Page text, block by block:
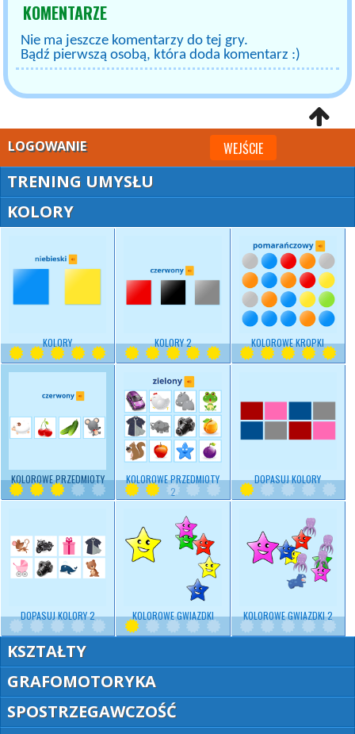
KOMENTARZE
Nie ma jeszcze komentarzy do tej gry.
Bądź pierwszą osobą, która doda komentarz :)
LOGOWANIE WEJŚCIE
TRENING UMYSŁU
KOLORY
KOLORY KOLORY 2 KOLOROWE KROPKI
KOLOROWE PRZEDMIOTY
KOLOROWE PRZEDMIOTY
2
DOPASUJ KOLORY
DOPASUJ KOLORY 2 KOLOROWE GWIAZDKI KOLOROWE GWIAZDKI 2
KSZTAŁTY
GRAFOMOTORYKA
SPOSTRZEGAWCZOŚĆ